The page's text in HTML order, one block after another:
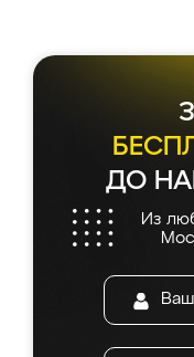
ДО
Из